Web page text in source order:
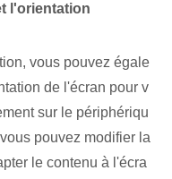
l'orientation
vous pouvez égale
de l'écran pour v
sur le périphériqu
pouvez modifier la
le contenu à l'écra